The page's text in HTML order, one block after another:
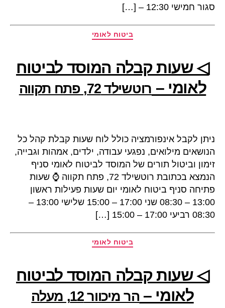
סגור חמישי 12:30 – […]
קטגוריות
ביטוח לאומי
◁ שעות קבלה המוסד לביטוח
לאומי – רוטשילד 72, פתח תקווה
ניתן לקבל אינפורמציה כולל לוח שעות קבלת קהל כל
הנושאים מילואים, נפגעי עבודה, ילדים, אמהות וגבייה,
זימון וביטול תורים של המוסד לביטוח לאומי סניף
הנמצא בכתובת רוטשילד 72, פתח תקווה ⌚ שעות
פתיחה סניף ביטוח לאומי יום שעות פעילות ראשון
13:00 – 08:30 שני 17:00 – 15:00 שלישי 13:00 –
08:30 רביעי 17:00 – 15:00 […]
קטגוריות
ביטוח לאומי
◁ שעות קבלה המוסד לביטוח
לאומי –
הר מיכוור 12, מעלה